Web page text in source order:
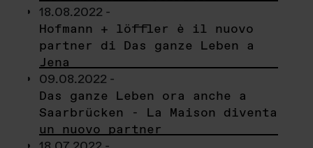
18.08.2022 -
Hofmann + löffler è il nuovo
partner di Das ganze Leben a
Jena
09.08.2022 -
Das ganze Leben ora anche a
Saarbrücken - La Maison diventa
un nuovo partner